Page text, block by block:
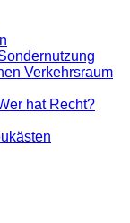
Verkehrsraum
hat Recht?